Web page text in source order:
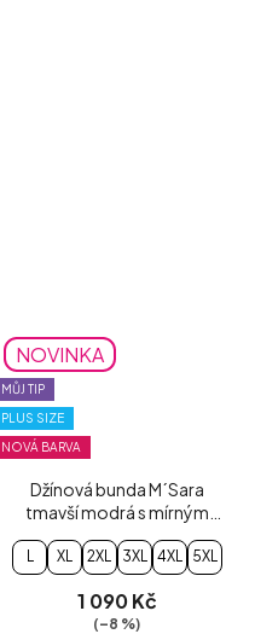
NOVINKA
MŮJ TIP
PLUS SIZE
NOVÁ BARVA
Džínová bunda M´Sara
tmavší modrá s mírným
L XL 2XL 3XL 4XL 5XL
1 090 Kč
(–8 %)